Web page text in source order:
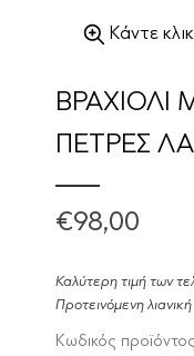
Κάντε
ΒΡΑΧΙΟΛΙ
ΠΕΤΡΕΣ
€98,00
Καλύτερη τιμή των
Προτεινόμενη λιανική
Κωδικός